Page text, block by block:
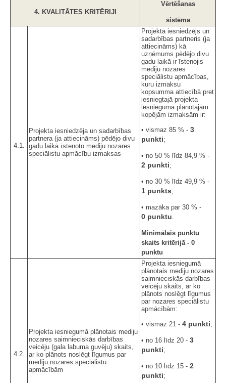
4. KVALITĀTES KRITĒRIJI
Vērtēšanas
sistēma
4.1.
Projekta iesniedzēja un sadarbības
partnera (ja attiecināms) pēdējo divu
gadu laikā īstenoto mediju nozares
speciālistu apmācību izmaksas
Projekta iesniedzējs un
sadarbības partneris (ja
attiecināms) kā
uzņēmums pēdējo divu
gadu laikā ir īstenojis
mediju nozares
speciālistu apmācības,
kuru izmaksu
kopsumma attiecībā pret
iesniegtajā projekta
iesniegumā plānotajām
kopējām izmaksām ir:
• vismaz 85 % - 3
punkti;
• no 50 % līdz 84,9 % -
2 punkti;
• no 30 % līdz 49,9 % -
1 punkts;
• mazāka par 30 % -
0 punktu.
Minimālais punktu
skaits kritērijā - 0
punktu
4.2.
Projekta iesniegumā plānotais mediju
nozares saimnieciskās darbības
veicēju (gala labuma guvēju) skaits,
ar ko plānots noslēgt līgumus par
mediju nozares speciālistu
apmācībām
Projekta iesniegumā
plānotais mediju nozares
saimnieciskās darbības
veicēju skaits, ar ko
plānots noslēgt līgumus
par nozares speciālistu
apmācībām:
• vismaz 21 - 4 punkti;
• no 16 līdz 20 - 3
punkti;
• no 10 līdz 15 - 2
punkti;